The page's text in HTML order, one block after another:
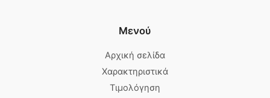
Μενού
Αρχική σελίδα
Χαρακτηριστικά
Τιμολόγηση